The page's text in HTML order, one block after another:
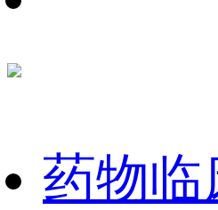
药物临